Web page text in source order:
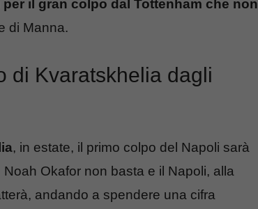
per il gran colpo dal Tottenham che non
di Manna.
di Kvaratskhelia dagli
, in estate, il primo colpo del Napoli sarà
Okafor non basta e il Napoli, alla
andando a spendere una cifra